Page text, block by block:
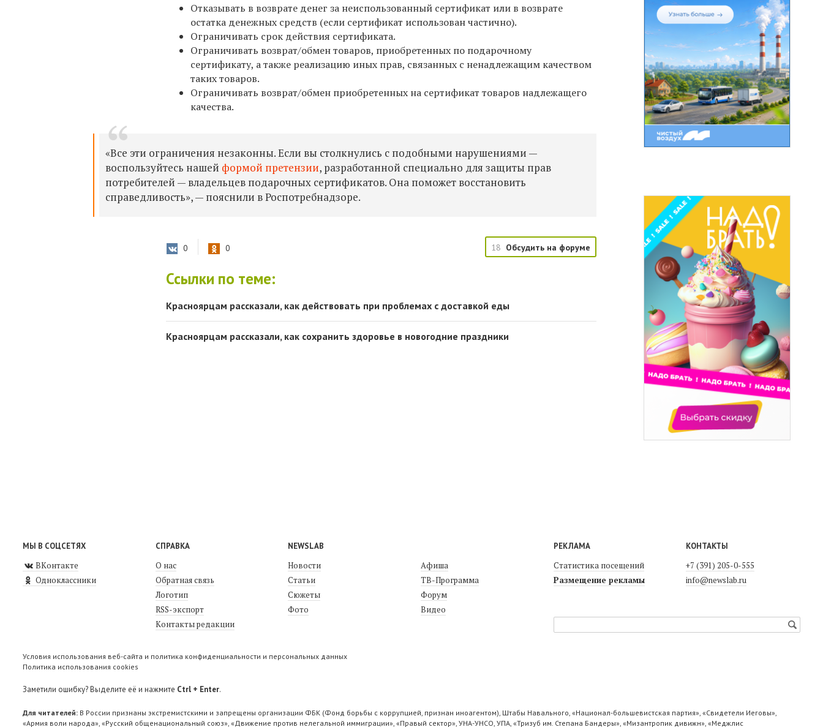
Отказывать в возврате денег за неиспользованный сертификат или в возврате
остатка денежных средств (если сертификат использован частично).
Ограничивать срок действия сертификата.
Ограничивать возврат/обмен товаров, приобретенных по подарочному
сертификату, а также реализацию иных прав, связанных с ненадлежащим качеством
таких товаров.
Ограничивать возврат/обмен приобретенных на сертификат товаров надлежащего
качества.
«Все эти ограничения незаконны. Если вы столкнулись с подобными нарушениями —
воспользуйтесь нашей формой претензии, разработанной специально для защиты прав
потребителей — владельцев подарочных сертификатов. Она поможет восстановить
справедливость», — пояснили в Роспотребнадзоре.
0 0 18 Обсудить на форуме
Ссылки по теме:
Красноярцам рассказали, как действовать при проблемах с доставкой еды
Красноярцам рассказали, как сохранить здоровье в новогодние праздники
МЫ В СОЦСЕТЯХ
ВКонтакте
Одноклассники
СПРАВКА
О нас
Обратная связь
Логотип
RSS-экспорт
Контакты редакции
NEWSLAB
Новости
Статьи
Сюжеты
Фото
Афиша
ТВ-Программа
Форум
Видео
РЕКЛАМА
Статистика посещений
Размещение рекламы
КОНТАКТЫ
+7 (391) 205-0-555
info@newslab.ru
Условия использования веб-сайта и политика конфиденциальности и персональных данных
Политика использования cookies
Заметили ошибку? Выделите её и нажмите Ctrl + Enter.
Для читателей: В России признаны экстремистскими и запрещены организации ФБК (Фонд борьбы с коррупцией, признан иноагентом), Штабы Навального, «Национал-большевистская партия», «Свидетели Иеговы»,
«Армия воли народа», «Русский общенациональный союз», «Движение против нелегальной иммиграции», «Правый сектор», УНА-УНСО, УПА, «Тризуб им. Степана Бандеры», «Мизантропик дивижн», «Меджлис